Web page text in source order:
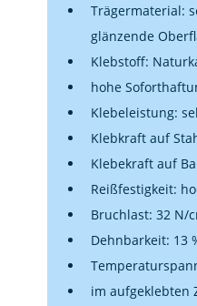
Trägermaterial:
glänzende
Klebstoff:
hohe
Klebeleistung:
Klebkraft auf
Klebekraft auf
Reißfestigkeit:
Bruchlast: 32 N/
Dehnbarkeit: 13
im aufgeklebten